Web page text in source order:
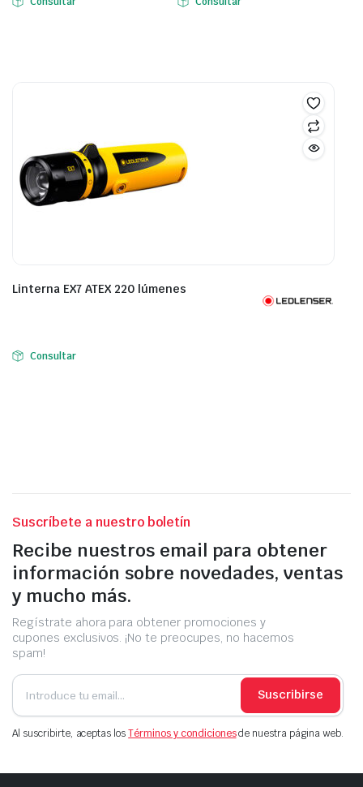
Linterna EX7 ATEX 220 lúmenes
Consultar
Suscríbete a nuestro boletín
Recibe nuestros email para obtener
información sobre novedades, ventas
y mucho más.
Regístrate ahora para obtener promociones y
cupones exclusivos. ¡No te preocupes, no hacemos
spam!
Suscribirse
Al suscribirte, aceptas losTérminos y condicionesde nuestra página web.